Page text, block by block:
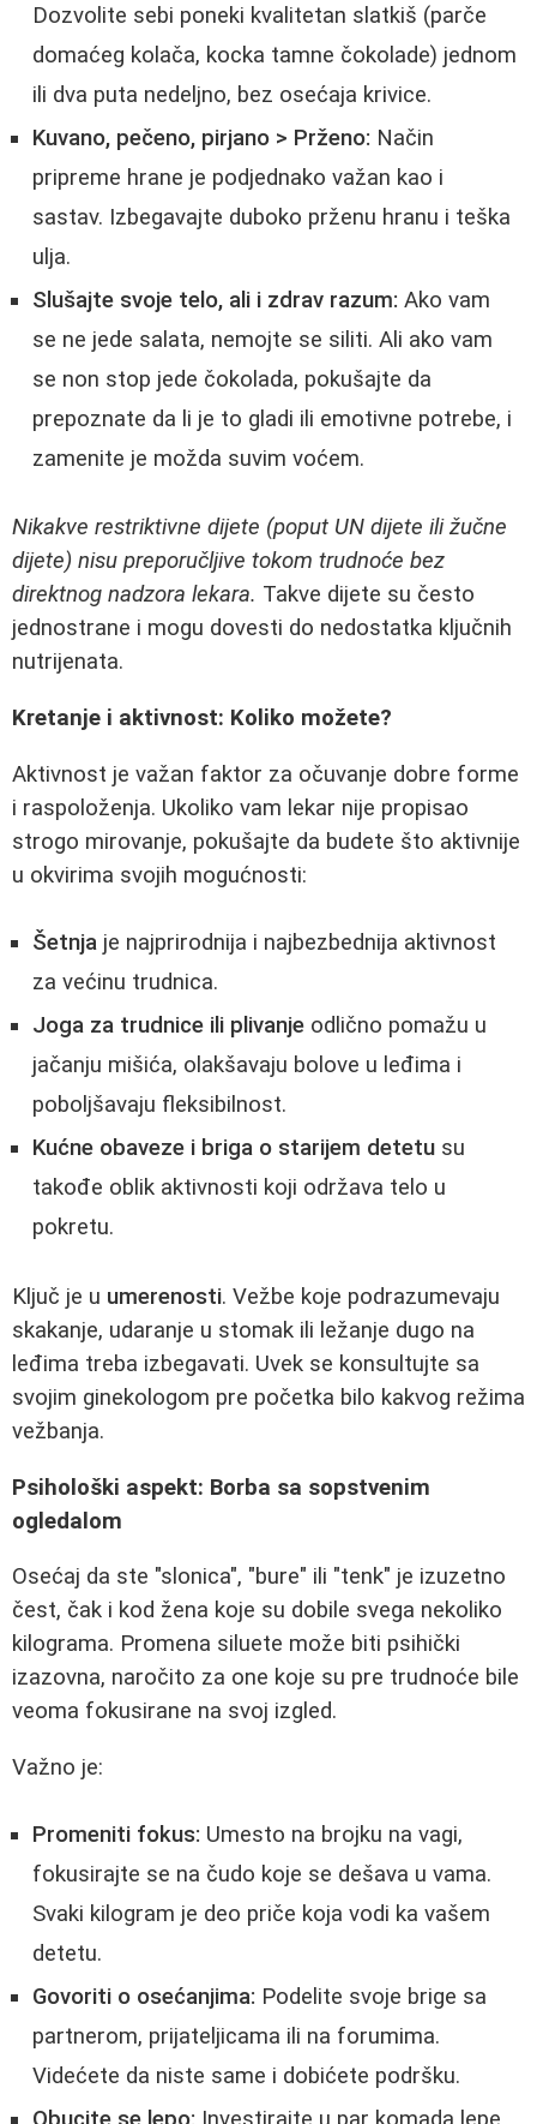
Dozvolite sebi poneki kvalitetan slatkiš (parče
domaćeg kolača, kocka tamne čokolade) jednom
ili dva puta nedeljno, bez osećaja krivice.
Kuvano, pečeno, pirjano > Prženo: Način
pripreme hrane je podjednako važan kao i
sastav. Izbegavajte duboko prženu hranu i teška
ulja.
Slušajte svoje telo, ali i zdrav razum: Ako vam
se ne jede salata, nemojte se siliti. Ali ako vam
se non stop jede čokolada, pokušajte da
prepoznate da li je to gladi ili emotivne potrebe, i
zamenite je možda suvim voćem.
Nikakve restriktivne dijete (poput UN dijete ili žučne
dijete) nisu preporučljive tokom trudnoće bez
direktnog nadzora lekara. Takve dijete su često
jednostrane i mogu dovesti do nedostatka ključnih
nutrijenata.
Kretanje i aktivnost: Koliko možete?
Aktivnost je važan faktor za očuvanje dobre forme
i raspoloženja. Ukoliko vam lekar nije propisao
strogo mirovanje, pokušajte da budete što aktivnije
u okvirima svojih mogućnosti:
Šetnja je najprirodnija i najbezbednija aktivnost
za većinu trudnica.
Joga za trudnice ili plivanje odlično pomažu u
jačanju mišića, olakšavaju bolove u leđima i
poboljšavaju fleksibilnost.
Kućne obaveze i briga o starijem detetu su
takođe oblik aktivnosti koji održava telo u
pokretu.
Ključ je u umerenosti. Vežbe koje podrazumevaju
skakanje, udaranje u stomak ili ležanje dugo na
leđima treba izbegavati. Uvek se konsultujte sa
svojim ginekologom pre početka bilo kakvog režima
vežbanja.
Psihološki aspekt: Borba sa sopstvenim
ogledalom
Osećaj da ste "slonica", "bure" ili "tenk" je izuzetno
čest, čak i kod žena koje su dobile svega nekoliko
kilograma. Promena siluete može biti psihički
izazovna, naročito za one koje su pre trudnoće bile
veoma fokusirane na svoj izgled.
Važno je:
Promeniti fokus: Umesto na brojku na vagi,
fokusirajte se na čudo koje se dešava u vama.
Svaki kilogram je deo priče koja vodi ka vašem
detetu.
Govoriti o osećanjima: Podelite svoje brige sa
partnerom, prijateljicama ili na forumima.
Videćete da niste same i dobićete podršku.